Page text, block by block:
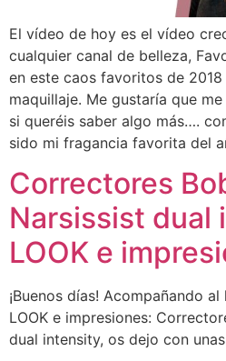
El vídeo de hoy es el vídeo
cualquier canal de belleza,
en este caos favoritos de
maquillaje. Me gustaría que
si queréis saber algo más….
sido mi fragancia favorita del
Correctores
Narsissist dual
LOOK e
¡Buenos días! Acompañando
LOOK e impresiones:
dual intensity, os dejo con